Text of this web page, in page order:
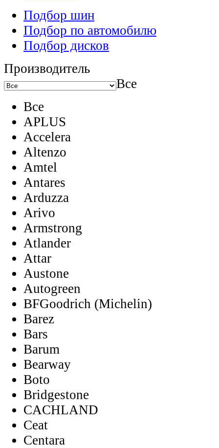
Подбор шин
Подбор по автомобилю
Подбор дисков
Производитель
Все
Все
APLUS
Accelera
Altenzo
Amtel
Antares
Arduzza
Arivo
Armstrong
Atlander
Attar
Austone
Autogreen
BFGoodrich (Michelin)
Barez
Bars
Barum
Bearway
Boto
Bridgestone
CACHLAND
Ceat
Centara